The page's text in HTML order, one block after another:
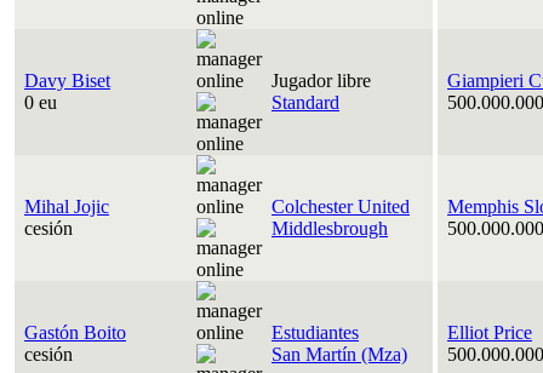
Davy Biset
0 eu
Jugador libre
Standard
Giampieri
Mihal Jojic
cesión
Colchester United
Middlesbrough
Memphis
Gastón Boito
cesión
Estudiantes
San Martín (Mza)
Elliot Price